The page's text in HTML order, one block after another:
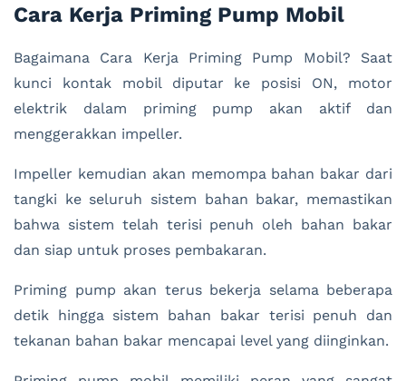
Cara Kerja Priming Pump Mobil
Bagaimana Cara Kerja Priming Pump Mobil? Saat
kunci kontak mobil diputar ke posisi ON, motor
elektrik dalam priming pump akan aktif dan
menggerakkan impeller.
Impeller kemudian akan memompa bahan bakar dari
tangki ke seluruh sistem bahan bakar, memastikan
bahwa sistem telah terisi penuh oleh bahan bakar
dan siap untuk proses pembakaran.
Priming pump akan terus bekerja selama beberapa
detik hingga sistem bahan bakar terisi penuh dan
tekanan bahan bakar mencapai level yang diinginkan.